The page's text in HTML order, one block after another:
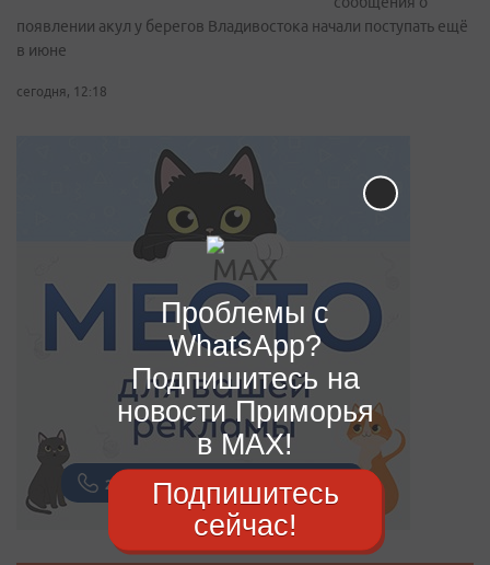
появлении акул у берегов Владивостока начали поступать ещё
в июне
сегодня, 12:18
Проблемы с
WhatsApp?
Подпишитесь на
новости Приморья
в MAX!
Подпишитесь
сейчас!